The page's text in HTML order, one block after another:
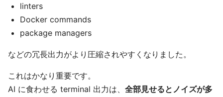
linters
Docker commands
package managers
などの冗長出力がより圧縮されやすくなりました。
これはかなり重要です。
AI に食わせる terminal 出力は、 全部見せるとノイズが多